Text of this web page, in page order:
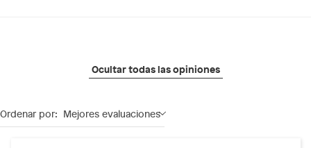
Ocultar todas las opiniones
Ordenar por: Mejores evaluaciones